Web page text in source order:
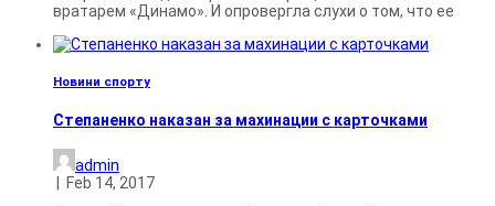
вратарем «Динамо». И опровергла слухи о том, что ее
Новини спорту
Степаненко наказан за махинации с карточками
admin
Feb 14, 2017